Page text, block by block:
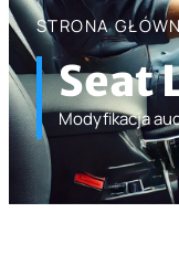
STRONA
Seat
Modyfikacja